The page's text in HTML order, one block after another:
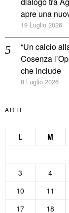
apre una
19 Luglio 2026
“Un calcio
Cosenza
che include
8 Luglio 2026
ARTI
L
M
3
4
10
11
17
18